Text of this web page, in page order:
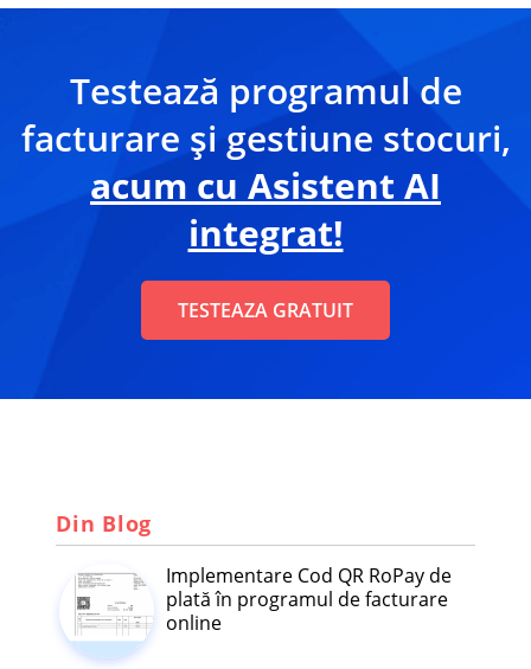
Testează programul de
facturare și gestiune stocuri,
acum cu Asistent AI
integrat!
TESTEAZA GRATUIT
Din Blog
Implementare Cod QR RoPay de
plată în programul de facturare
online